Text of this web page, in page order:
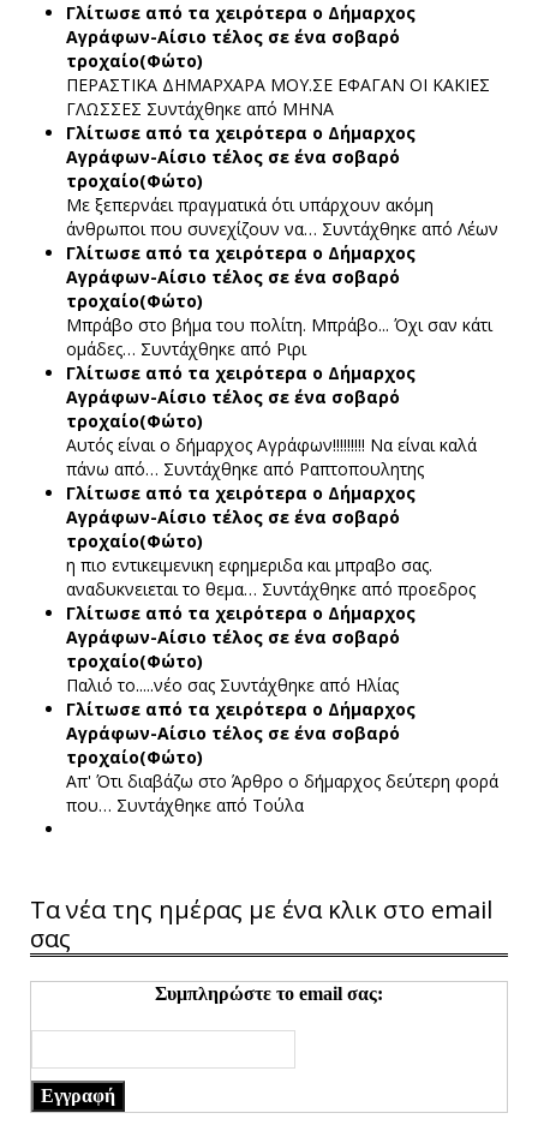
Γλίτωσε από τα χειρότερα ο Δήμαρχος
Αγράφων-Αίσιο τέλος σε ένα σοβαρό
τροχαίο(Φώτο)
ΠΕΡΑΣΤΙΚΑ ΔΗΜΑΡΧΑΡΑ ΜΟΥ.ΣΕ ΕΦΑΓΑΝ ΟΙ ΚΑΚΙΕΣ
ΓΛΩΣΣΕΣ Συντάχθηκε από ΜΗΝΑ
Γλίτωσε από τα χειρότερα ο Δήμαρχος
Αγράφων-Αίσιο τέλος σε ένα σοβαρό
τροχαίο(Φώτο)
Με ξεπερνάει πραγματικά ότι υπάρχουν ακόμη
άνθρωποι που συνεχίζουν να… Συντάχθηκε από Λέων
Γλίτωσε από τα χειρότερα ο Δήμαρχος
Αγράφων-Αίσιο τέλος σε ένα σοβαρό
τροχαίο(Φώτο)
Μπράβο στο βήμα του πολίτη. Μπράβο... Όχι σαν κάτι
ομάδες… Συντάχθηκε από Ριρι
Γλίτωσε από τα χειρότερα ο Δήμαρχος
Αγράφων-Αίσιο τέλος σε ένα σοβαρό
τροχαίο(Φώτο)
Αυτός είναι ο δήμαρχος Αγράφων!!!!!!!!! Να είναι καλά
πάνω από… Συντάχθηκε από Ραπτοπουλητης
Γλίτωσε από τα χειρότερα ο Δήμαρχος
Αγράφων-Αίσιο τέλος σε ένα σοβαρό
τροχαίο(Φώτο)
η πιο εντικειμενικη εφημεριδα και μπραβο σας.
αναδυκνειεται το θεμα… Συντάχθηκε από προεδρος
Γλίτωσε από τα χειρότερα ο Δήμαρχος
Αγράφων-Αίσιο τέλος σε ένα σοβαρό
τροχαίο(Φώτο)
Παλιό το.....νέο σας Συντάχθηκε από Ηλίας
Γλίτωσε από τα χειρότερα ο Δήμαρχος
Αγράφων-Αίσιο τέλος σε ένα σοβαρό
τροχαίο(Φώτο)
Απ' Ότι διαβάζω στο Άρθρο ο δήμαρχος δεύτερη φορά
που… Συντάχθηκε από Τούλα
Τα νέα της ημέρας με ένα κλικ στο email
σας
Συμπληρώστε το email σας:
Εγγραφή